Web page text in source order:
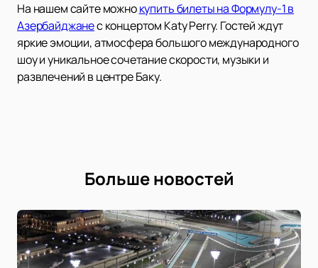
На нашем сайте можнокупить билеты на Формулу-1 в
Азербайджанес концертом Katy Perry. Гостей ждут
яркие эмоции, атмосфера большого международного
шоу и уникальное сочетание скорости, музыки и
развлечений в центре Баку.
Больше новостей